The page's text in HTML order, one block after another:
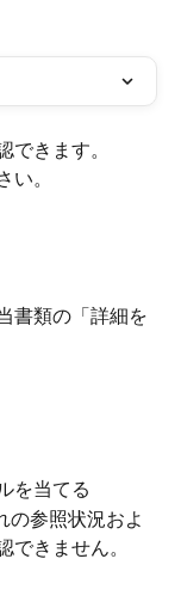
きます。
。
書類の「詳細を
を当てる
参照状況およ
きません。